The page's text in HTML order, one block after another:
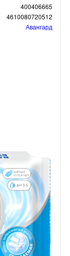
400406665
4610080720512
Авангард